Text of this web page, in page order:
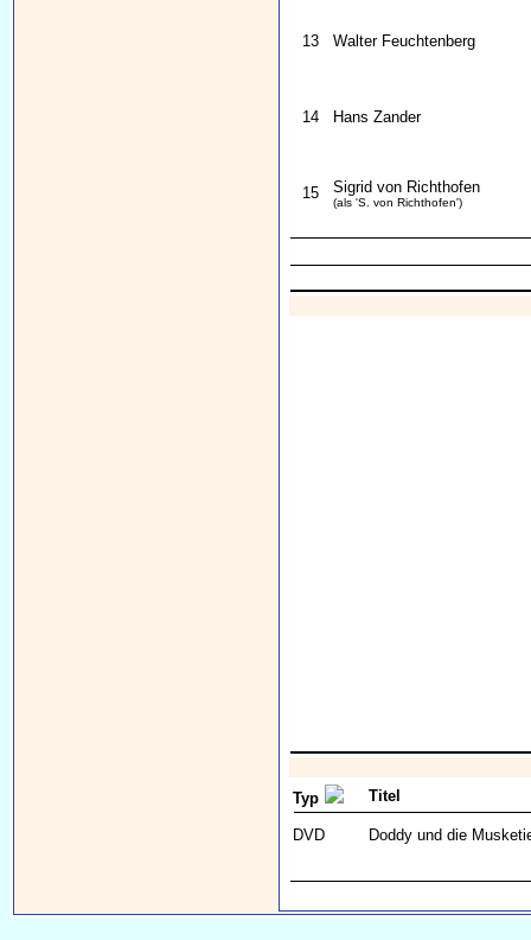
13 Walter Feuchtenberg
14 Hans Zander
15 Sigrid von Richthofen
(als 'S. von Richthofen')
Typ Titel
DVD Doddy und die